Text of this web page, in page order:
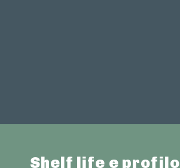
Shelf life e profilo